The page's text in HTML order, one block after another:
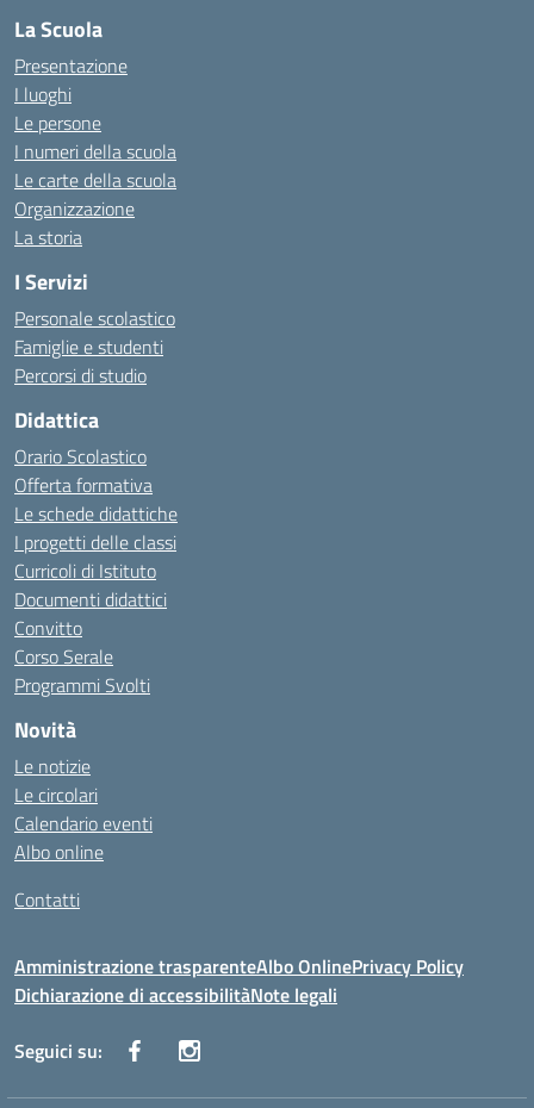
La Scuola
Presentazione
I luoghi
Le persone
I numeri della scuola
Le carte della scuola
Organizzazione
La storia
I Servizi
Personale scolastico
Famiglie e studenti
Percorsi di studio
Didattica
Orario Scolastico
Offerta formativa
Le schede didattiche
I progetti delle classi
Curricoli di Istituto
Documenti didattici
Convitto
Corso Serale
Programmi Svolti
Novità
Le notizie
Le circolari
Calendario eventi
Albo online
Contatti
Amministrazione trasparenteAlbo OnlinePrivacy Policy
Dichiarazione di accessibilitàNote legali
Seguici su: